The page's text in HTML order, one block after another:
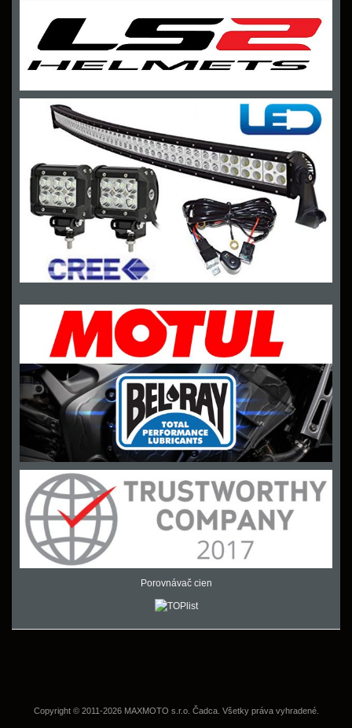
Porovnávač cien
Copyright © 2011-2026 MAXMOTO s.r.o. Čadca. Všetky práva vyhradené.